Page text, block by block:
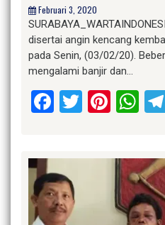
Februari 3, 2020
disertai angin kencang
pada Senin, (03/02/20).
mengalami banjir dan…
Facebook
Twitter